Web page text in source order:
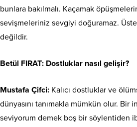
bunlara bakılmalı. Kaçamak
sevişmeleriniz sevgiyi doğuramaz.
değildir.
Betül FIRAT: Dostluklar nasıl gelişir?
Mustafa Çifci: Kalıcı dostluklar ve
dünyasını tanımakla mümkün olur. Bir
seviyorum demek boş bir söylentiden